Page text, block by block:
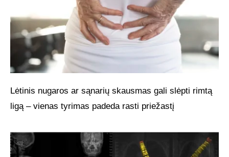
Lėtinis nugaros ar sąnarių skausmas gali slėpti rimtą
ligą – vienas tyrimas padeda rasti priežastį